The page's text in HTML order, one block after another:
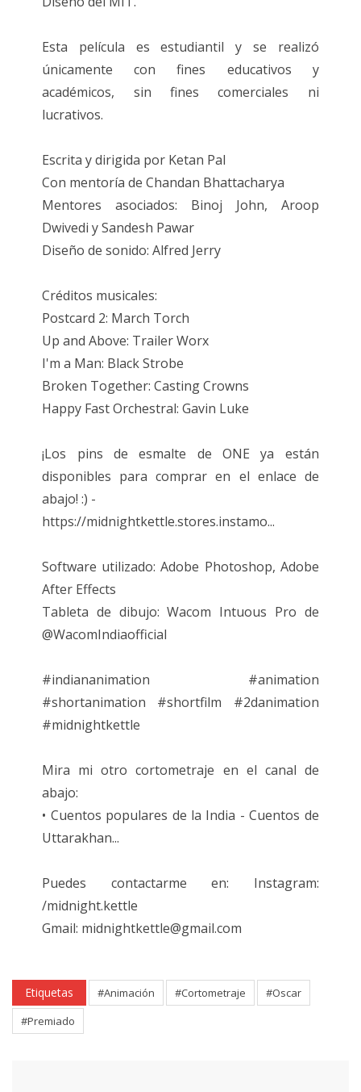
Esta película es estudiantil y se realizó
únicamente con fines educativos y
académicos, sin fines comerciales ni
lucrativos.
Escrita y dirigida por Ketan Pal
Con mentoría de Chandan Bhattacharya
Mentores asociados: Binoj John, Aroop
Dwivedi y Sandesh Pawar
Diseño de sonido: Alfred Jerry
Créditos musicales:
Postcard 2: March Torch
Up and Above: Trailer Worx
I'm a Man: Black Strobe
Broken Together: Casting Crowns
Happy Fast Orchestral: Gavin Luke
¡Los pins de esmalte de ONE ya están
disponibles para comprar en el enlace de
abajo! :) -
https://midnightkettle.stores.instamo...
Software utilizado: Adobe Photoshop, Adobe
After Effects
Tableta de dibujo: Wacom Intuous Pro de
@WacomIndiaofficial
#indiananimation #animation
#shortanimation #shortfilm #2danimation
#midnightkettle
Mira mi otro cortometraje en el canal de
abajo:
• Cuentos populares de la India - Cuentos de
Uttarakhan...
Puedes contactarme en: Instagram:
/midnight.kettle
Gmail: midnightkettle@gmail.com
Etiquetas #Animación #Cortometraje
#Oscar
#Premiado